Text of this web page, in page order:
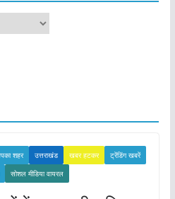
शहर उत्तराखंड खबर हटकर
ट्रेंडिंग खबरें
सोशल मीडिया वायरल